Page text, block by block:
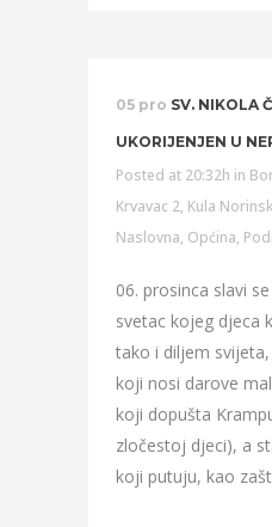
05 pro SV. NIKOLA
UKORIJENJEN U
Posted at 20:32h in
Krvavac 2, Kula
Naslovna, Općina,
06. prosinca slavi
svetac kojeg djeca
tako i diljem
koji nosi darove
koji dopušta
zločestoj djeci), a
koji putuju, kao